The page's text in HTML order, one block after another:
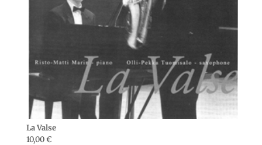
La Valse
10,00€